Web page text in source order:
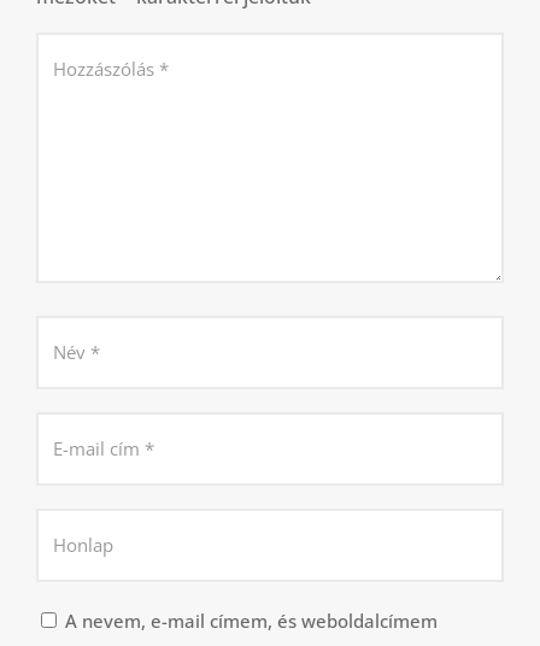
A nevem, e-mail címem, és weboldalcímem